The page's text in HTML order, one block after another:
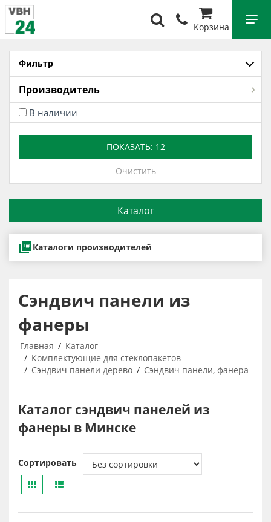
Корзина
Фильтр
Производитель
В наличии
ПОКАЗАТЬ: 12
Очистить
Каталог
Каталоги производителей
Сэндвич панели из
фанеры
Главная
Каталог
Комплектующие для стеклопакетов
Сэндвич панели дерево
Сэндвич панели, фанера
Каталог сэндвич панелей из
фанеры в Минске
Сортировать